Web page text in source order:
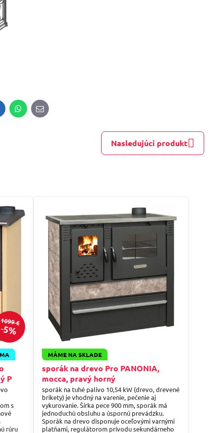
WhatsApp
E-
mail
Nasledujúci produkt
1099 €
5%
P
s
rúru
MÁME NA SKLADE
sporák na drevo Pro PANONIA,
mocca, pravý horný
sporák na tuhé palivo 10,54 kW (drevo, drevené
brikety) je vhodný na varenie, pečenie aj
vykurovanie. Šírka pece 900 mm, sporák má
jednoduchú obsluhu a úspornú prevádzku.
Sporák na drevo disponuje oceľovými varnými
platňami, regulátorom prívodu sekundárneho